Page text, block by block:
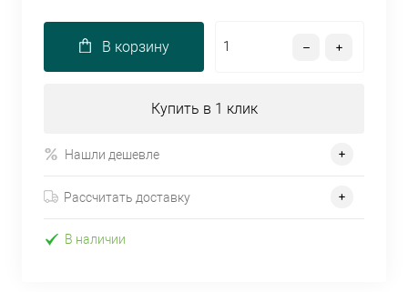
В корзину
Купить в 1 клик
Нашли дешевле
Рассчитать доставку
В наличии